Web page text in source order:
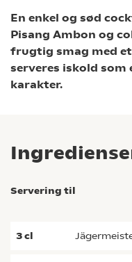
En enkel og sød
Pisang Ambon og
frugtig smag med
serveres iskold som
karakter.
Servering til
3cl